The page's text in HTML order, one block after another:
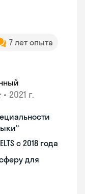
7 лет опыта
• 2021 г.
с 2018 года
для